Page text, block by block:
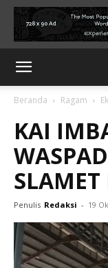
Beranda Ragam
KAI
Penulis Redaksi - 19